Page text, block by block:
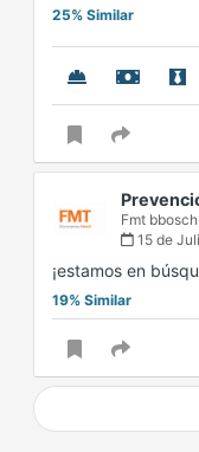
25% Similar
Fmt bbosch,
15 de
¡estamos en
19% Similar